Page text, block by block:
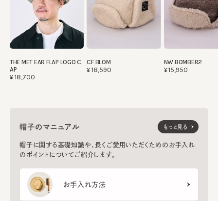
THE MET EAR FLAP LOGO C
AP
¥18,700
CF BLOM
¥18,590
NW BOMBER2
¥15,950
帽子のマニュアル
帽子に関する基礎知識や、長くご愛用いただくためのお手入れ
のポイントについてご紹介します。
お手入れ方法
もっと見る